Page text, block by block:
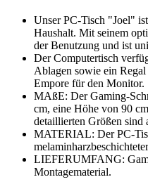
Unser PC-Tisch "Joel"
Haushalt. Mit seinem
der Benutzung und ist
Der Computertisch
Ablagen sowie ein
Empore für den Monitor.
MAßE: Der Gaming-
cm, eine Höhe von 90
detaillierten Größen sind
MATERIAL: Der PC-
LIEFERUMFANG:
Montagematerial.